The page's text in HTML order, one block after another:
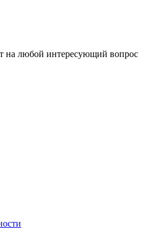
на любой интересующий вопрос